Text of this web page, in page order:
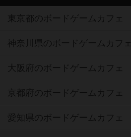
東京都のボードゲームカフェ
神奈川県のボードゲームカフェ
大阪府のボードゲームカフェ
京都府のボードゲームカフェ
愛知県のボードゲームカフェ